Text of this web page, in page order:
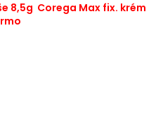
8,5g Corega Max fix. krém